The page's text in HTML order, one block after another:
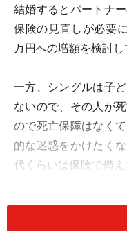
結婚するとパートナ
保険の見直しが必要
万円への増額を検討し
一方、シングルは子
ないので、その人が
ので死亡保障はなく
的な迷惑をかけたく
代くらいは保険で備
額を増やす見直しを
年くらいカバーして